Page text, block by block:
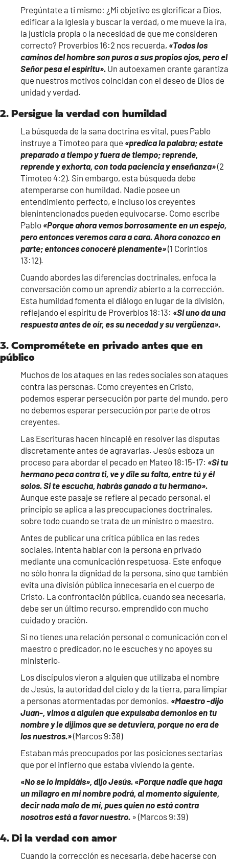
Pregúntate a ti mismo: ¿Mi objetivo es glorificar a Dios,
edificar a la Iglesia y buscar la verdad, o me mueve la ira,
la justicia propia o la necesidad de que me consideren
correcto? Proverbios 16:2 nos recuerda, «Todos los
caminos del hombre son puros a sus propios ojos, pero el
Señor pesa el espíritu». Un autoexamen orante garantiza
que nuestros motivos coincidan con el deseo de Dios de
unidad y verdad.
2. Persigue la verdad con humildad
La búsqueda de la sana doctrina es vital, pues Pablo
instruye a Timoteo para que «predica la palabra; estate
preparado a tiempo y fuera de tiempo; reprende,
reprende y exhorta, con toda paciencia y enseñanza»(2
Timoteo 4:2). Sin embargo, esta búsqueda debe
atemperarse con humildad. Nadie posee un
entendimiento perfecto, e incluso los creyentes
bienintencionados pueden equivocarse. Como escribe
Pablo «Porque ahora vemos borrosamente en un espejo,
pero entonces veremos cara a cara. Ahora conozco en
parte; entonces conoceré plenamente»(1 Corintios
13:12).
Cuando abordes las diferencias doctrinales, enfoca la
conversación como un aprendiz abierto a la corrección.
Esta humildad fomenta el diálogo en lugar de la división,
reflejando el espíritu de Proverbios 18:13: «Si uno da una
respuesta antes de oír, es su necedad y su vergüenza».
3. Comprométete en privado antes que en
público
Muchos de los ataques en las redes sociales son ataques
contra las personas. Como creyentes en Cristo,
podemos esperar persecución por parte del mundo, pero
no debemos esperar persecución por parte de otros
creyentes.
Las Escrituras hacen hincapié en resolver las disputas
discretamente antes de agravarlas. Jesús esboza un
proceso para abordar el pecado en Mateo 18:15-17: «Si tu
hermano peca contra ti, ve y dile su falta, entre tú y él
solos. Si te escucha, habrás ganado a tu hermano».
Aunque este pasaje se refiere al pecado personal, el
principio se aplica a las preocupaciones doctrinales,
sobre todo cuando se trata de un ministro o maestro.
Antes de publicar una crítica pública en las redes
sociales, intenta hablar con la persona en privado
mediante una comunicación respetuosa. Este enfoque
no sólo honra la dignidad de la persona, sino que también
evita una división pública innecesaria en el cuerpo de
Cristo. La confrontación pública, cuando sea necesaria,
debe ser un último recurso, emprendido con mucho
cuidado y oración.
Si no tienes una relación personal o comunicación con el
maestro o predicador, no le escuches y no apoyes su
ministerio.
Los discípulos vieron a alguien que utilizaba el nombre
de Jesús, la autoridad del cielo y de la tierra, para limpiar
a personas atormentadas por demonios. «Maestro -dijo
Juan-, vimos a alguien que expulsaba demonios en tu
nombre y le dijimos que se detuviera, porque no era de
los nuestros.»(Marcos 9:38)
Estaban más preocupados por las posiciones sectarias
que por el infierno que estaba viviendo la gente.
«No se lo impidáis», dijo Jesús. «Porque nadie que haga
un milagro en mi nombre podrá, al momento siguiente,
decir nada malo de mí, pues quien no está contra
nosotros está a favor nuestro. » (Marcos 9:39)
4. Di la verdad con amor
Cuando la corrección es necesaria, debe hacerse con